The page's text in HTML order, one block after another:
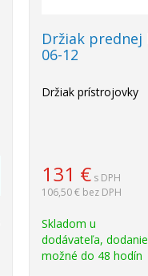
Držiak prednej
06-12
Držiak prístrojovky
131 € s DPH
106,50 € bez DPH
Skladom u
dodávateľa, dodanie
možné do 48 hodín